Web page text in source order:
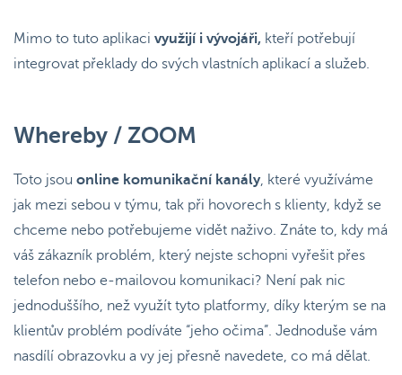
Mimo to tuto aplikaci využijí i vývojáři, kteří potřebují
integrovat překlady do svých vlastních aplikací a služeb.
Whereby / ZOOM
Toto jsou online komunikační kanály, které využíváme
jak mezi sebou v týmu, tak při hovorech s klienty, když se
chceme nebo potřebujeme vidět naživo. Znáte to, kdy má
váš zákazník problém, který nejste schopni vyřešit přes
telefon nebo e-mailovou komunikaci? Není pak nic
jednoduššího, než využít tyto platformy, díky kterým se na
klientův problém podíváte “jeho očima”. Jednoduše vám
nasdílí obrazovku a vy jej přesně navedete, co má dělat.